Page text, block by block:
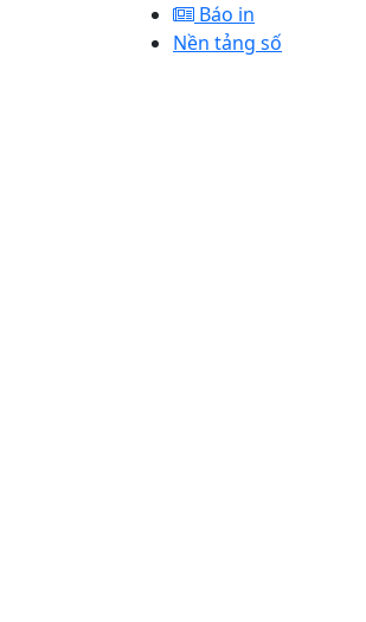
Báo in
Nền tảng số